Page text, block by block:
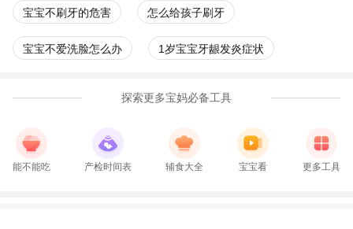
宝宝不刷牙的危害 怎么给孩子刷牙
宝宝不爱洗脸怎么办 1岁宝宝牙龈发炎症状
探索更多宝妈必备工具
能不能吃 产检时间表 辅食大全 宝宝看 更多工具